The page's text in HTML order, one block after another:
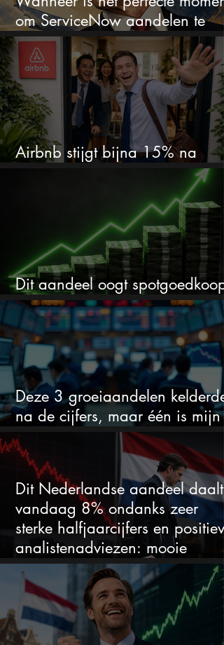
om ServiceNow aandelen te
kopen?
Airbnb stijgt bijna 15% na
cijfers: vooral dit AI-cijfer valt op
Dit aandeel oogt spotgoedkoop
voor hoeveel het kan stijgen
Deze 3 groeiaandelen
na de cijfers, maar één is mijn
duidelijke favoriet
Dit Nederlandse aandeel daalt
vandaag 8% ondanks zeer
sterke halfjaarcijfers en positieve
analistenadviezen: mooie
koopkans?